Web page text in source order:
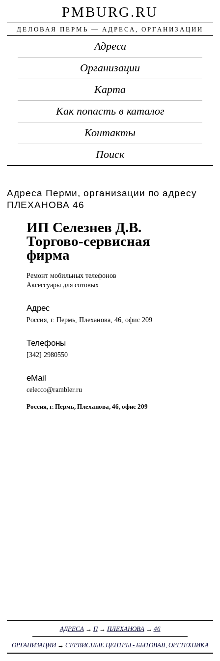
PMBURG.RU
ДЕЛОВАЯ ПЕРМЬ — АДРЕСА, ОРГАНИЗАЦИИ
Адреса
Организации
Карта
Как попасть в каталог
Контакты
Поиск
Адреса Перми, организации по адресу
ПЛЕХАНОВА 46
ИП Селезнев Д.В.
Торгово-сервисная
фирма
Ремонт мобильныхтелефонов
Аксессуары для сотовых
Адрес
Россия, г. Пермь, Плеханова, 46, офис 209
Телефоны
[342] 2980550
eMail
celecco@rambler.ru
Россия, г. Пермь, Плеханова, 46, офис 209
АДРЕСА → П→ ПЛЕХАНОВА → 46
ОРГАНИЗАЦИИ→ СЕРВИСНЫЕ ЦЕНТРЫ - БЫТОВАЯ, ОРГТЕХНИКА